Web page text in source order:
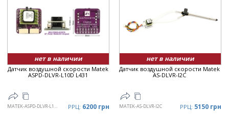
Цена ▲
Цена ▼
нет в наличии
Датчик воздушной скорости Matek
ASPD-DLVR-L10D L431
MATEK-ASPD-DLVR-L10D РРЦ: 6200 грн
нет в наличии
Датчик воздушной скорости Matek
AS-DLVR-I2C
MATEK-AS-DLVR-I2C РРЦ: 5150 грн